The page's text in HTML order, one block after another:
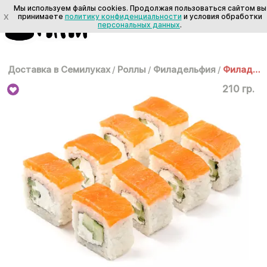
Доставка в Семилуках / Роллы / Филадельфия / Филадельфия
210 гр.
X
Мы используем файлы cookies. Продолжая пользоваться сайтом вы
принимаете политику конфиденциальности и условия обработки
персональных данных.